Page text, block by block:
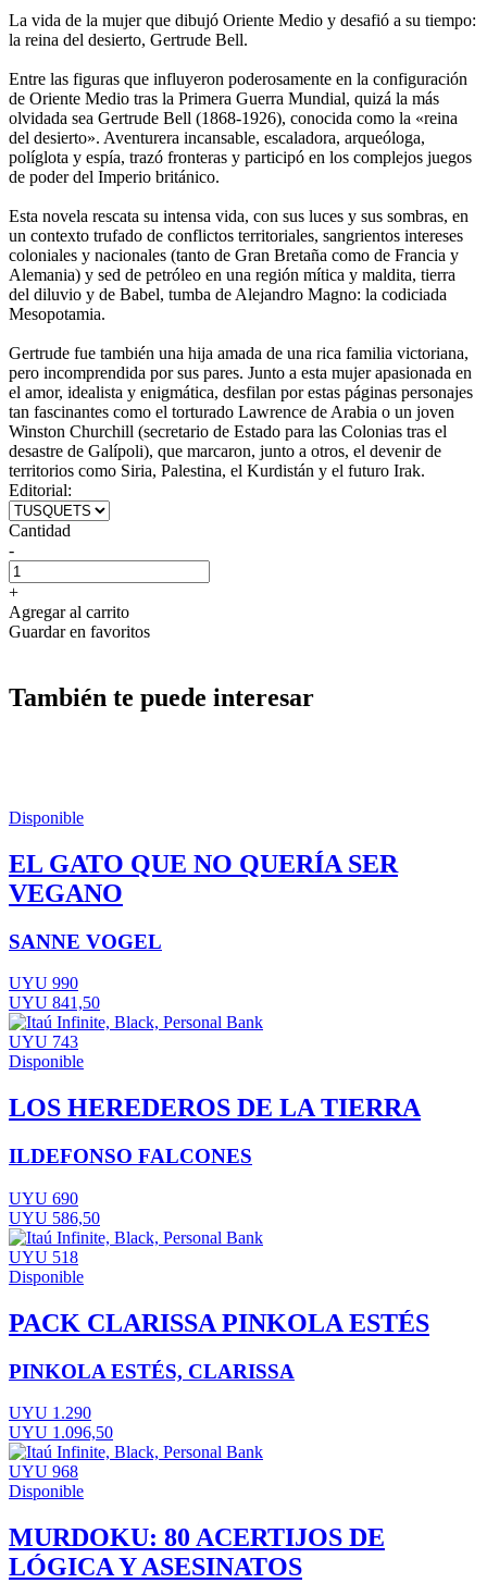
La vida de la mujer que dibujó Oriente Medio y desafió a su tiempo:
la reina del desierto, Gertrude Bell.
Entre las figuras que influyeron poderosamente en la configuración
de Oriente Medio tras la Primera Guerra Mundial, quizá la más
olvidada sea Gertrude Bell (1868-1926), conocida como la «reina
del desierto». Aventurera incansable, escaladora, arqueóloga,
políglota y espía, trazó fronteras y participó en los complejos juegos
de poder del Imperio británico.
Esta novela rescata su intensa vida, con sus luces y sus sombras, en
un contexto trufado de conflictos territoriales, sangrientos intereses
coloniales y nacionales (tanto de Gran Bretaña como de Francia y
Alemania) y sed de petróleo en una región mítica y maldita, tierra
del diluvio y de Babel, tumba de Alejandro Magno: la codiciada
Mesopotamia.
Gertrude fue también una hija amada de una rica familia victoriana,
pero incomprendida por sus pares. Junto a esta mujer apasionada en
el amor, idealista y enigmática, desfilan por estas páginas personajes
tan fascinantes como el torturado Lawrence de Arabia o un joven
Winston Churchill (secretario de Estado para las Colonias tras el
desastre de Galípoli), que marcaron, junto a otros, el devenir de
territorios como Siria, Palestina, el Kurdistán y el futuro Irak.
Editorial:
Cantidad
-
+
Agregar al carrito
Guardar en favoritos
También te puede interesar
Disponible
EL GATO QUE NO QUERÍA SER
VEGANO
SANNE VOGEL
UYU 990
UYU 841,50
UYU 743
Disponible
LOS HEREDEROS DE LA TIERRA
ILDEFONSO FALCONES
UYU 690
UYU 586,50
UYU 518
Disponible
PACK CLARISSA PINKOLA ESTÉS
PINKOLA ESTÉS, CLARISSA
UYU 1.290
UYU 1.096,50
UYU 968
Disponible
MURDOKU: 80 ACERTIJOS DE
LÓGICA Y ASESINATOS